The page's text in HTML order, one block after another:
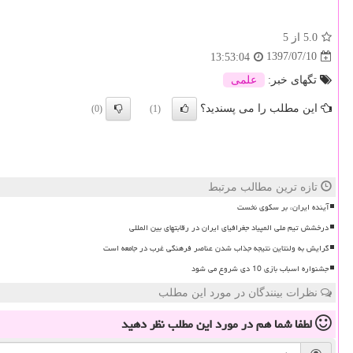
5.0 از 5
1397/07/10
13:53:04
تگهای خبر:
علمی
این مطلب را می پسندید؟ (1)
(0)
تازه ترین مطالب مرتبط
آینده ایران، بر سکوی نخست
درخشش تیم ملی المپیاد جغرافیای ایران در رقابتهای بین المللی
گرایش به ولنتاین نتیجه جذاب شدن عناصر فرهنگی غرب در جامعه است
جشنواره اسباب بازی 10 دی شروع می شود
نظرات بینندگان در مورد این مطلب
لطفا شما همدر مورد این مطلبنظر دهید